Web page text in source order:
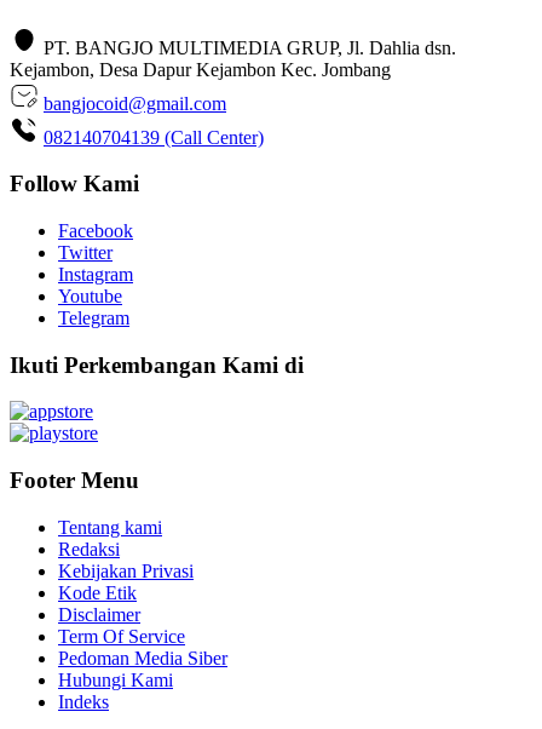
PT. BANGJO MULTIMEDIA GRUP, Jl. Dahlia dsn.
Kejambon, Desa Dapur Kejambon Kec. Jombang
bangjocoid@gmail.com
082140704139 (Call Center)
Follow Kami
Facebook
Twitter
Instagram
Youtube
Telegram
Ikuti Perkembangan Kami di
Footer Menu
Tentang kami
Redaksi
Kebijakan Privasi
Kode Etik
Disclaimer
Term Of Service
Pedoman Media Siber
Hubungi Kami
Indeks